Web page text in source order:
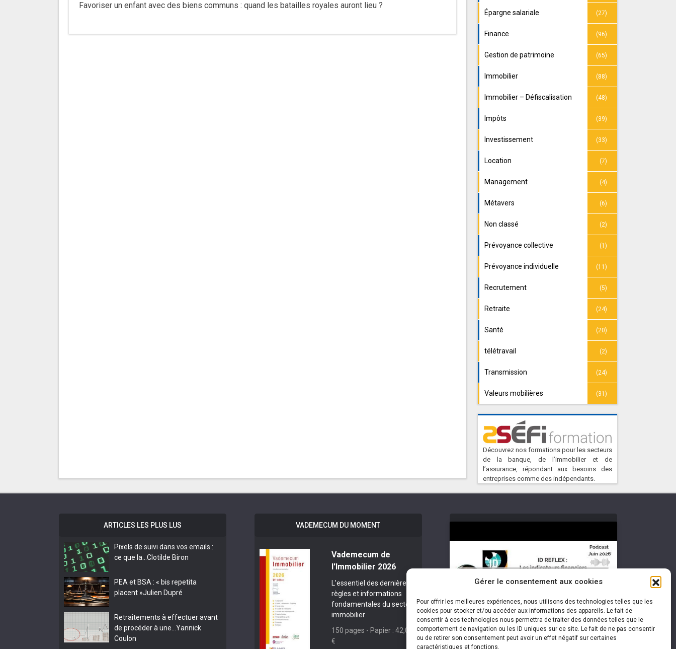
Gérer le consentement aux cookies
Pour offrir les meilleures expériences, nous utilisons des technologies telles que les
cookies pour stocker et/ou accéder aux informations des appareils. Le fait de
consentir à ces technologies nous permettra de traiter des données telles que le
comportement de navigation ou les ID uniques sur ce site. Le fait de ne pas consentir
ou de retirer son consentement peut avoir un effet négatif sur certaines
caractéristiques et fonctions.
Favoriser un enfant avec des biens communs : quand les batailles royales auront lieu ?
Épargne salariale (27)
Finance (96)
Gestion de patrimoine (65)
Immobilier (88)
Immobilier – Défiscalisation (48)
Impôts (39)
Investissement (33)
Location (7)
Management (4)
Métavers (6)
Non classé (2)
Prévoyance collective (1)
Prévoyance individuelle (11)
Recrutement (5)
Retraite (24)
Santé (20)
télétravail (2)
Transmission (24)
Valeurs mobilières (31)
Découvrez nos formations pour les secteurs
de la banque, de l’immobilier et de
l’assurance, répondant aux besoins des
entreprises comme des indépendants.
ARTICLES LES PLUS LUS
Pixels de suivi dans vos emails :
ce que la… Clotilde Biron
PEA et BSA : « bis repetita
placent »Julien Dupré
Retraitements à effectuer avant
de procéder à une… Yannick
Coulon
VADEMECUM DU MOMENT
Vademecum de
l'Immobilier 2026
L’essentiel des dernières
règles et informations
fondamentales du secteur
immobilier
150 pages - Papier : 42,00
€
Cliquez pour accepter les cookies